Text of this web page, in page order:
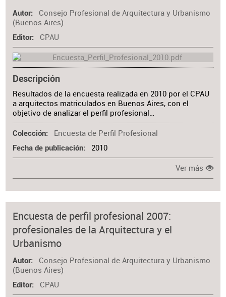
Autor
Consejo Profesional de Arquitectura y Urbanismo
(Buenos Aires)
Editor CPAU
Descripción
Resultados de la encuesta realizada en 2010 por el CPAU
a arquitectos matriculados en Buenos Aires, con el
objetivo de analizar el perfil profesional…
Colección Encuesta de Perfil Profesional
Fecha de publicación 2010
Ver más
Encuesta de perfil profesional 2007:
profesionales de la Arquitectura y el
Urbanismo
Autor
Consejo Profesional de Arquitectura y Urbanismo
(Buenos Aires)
Editor CPAU